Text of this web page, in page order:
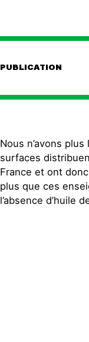
PUBLICATION
Nous n’avons
surfaces
France et ont
plus que ces
l’absence d’huile